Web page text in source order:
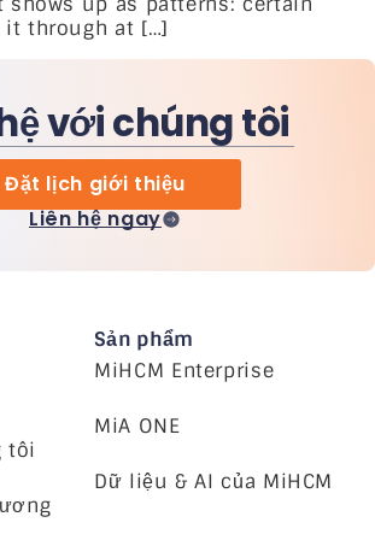
it through at […]
với chúng tôi
Đặt lịch giới thiệu
Liên hệ ngay
tôi
Sản phẩm
MiHCM Enterprise
MiA ONE
Dữ liệu & AI của MiHCM